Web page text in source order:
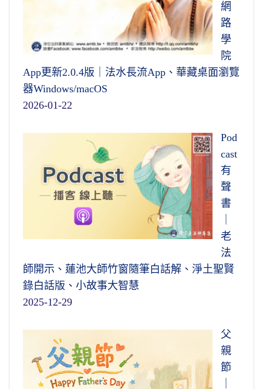
網
路
學
院
App更新2.0.4版｜法水長流App、華藏桌面瀏覽
器Windows/macOS
2026-01-22
Pod
cast
有
聲
書
老
法
師開示、蓮池大師竹窗隨筆白話解、淨土聖賢
錄白話版、小故事大智慧
2025-12-29
父
親
節